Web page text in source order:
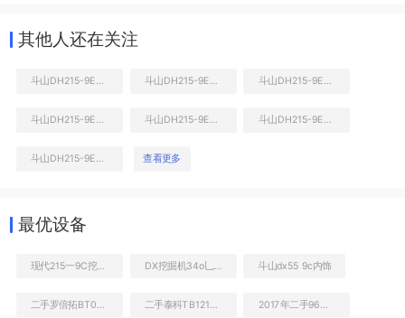
右前45
其他人还在关注
斗山DH215-9E挖掘机 斗山DH215-9E挖掘机 斗山DH215-9E挖掘机
斗山DH215-9E挖掘机 斗山DH215-9E挖掘机 斗山DH215-9E挖掘机
斗山DH215-9E挖掘机 查看更多
最优设备
DX挖掘机34o乚c一9c二手 斗山dx55 9c内饰